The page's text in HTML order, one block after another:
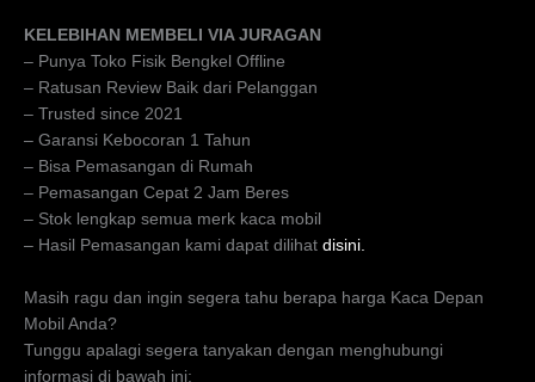
KELEBIHAN MEMBELI VIA JURAGAN
– Punya Toko Fisik Bengkel Offline
– Ratusan Review Baik dari Pelanggan
– Trusted since 2021
– Garansi Kebocoran 1 Tahun
– Bisa Pemasangan di Rumah
– Pemasangan Cepat 2 Jam Beres
– Stok lengkap semua merk kaca mobil
– Hasil Pemasangan kami dapat dilihat disini.
Masih ragu dan ingin segera tahu berapa harga Kaca Depan
Mobil Anda?
Tunggu apalagi segera tanyakan dengan menghubungi
informasi di bawah ini: